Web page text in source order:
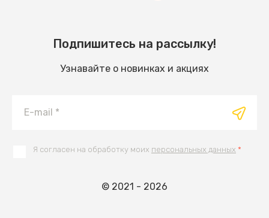
© 2021 - 2026
Подпишитесь на рассылку!
Узнавайте о новинках и акциях
Я согласен на обработку моих персональных данных *